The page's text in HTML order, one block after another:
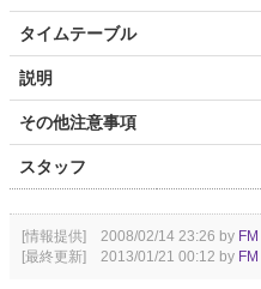
タイムテーブル
説明
その他注意事項
スタッフ
[情報提供] 2008/02/14 23:26 by FM
[最終更新] 2013/01/21 00:12 by FM